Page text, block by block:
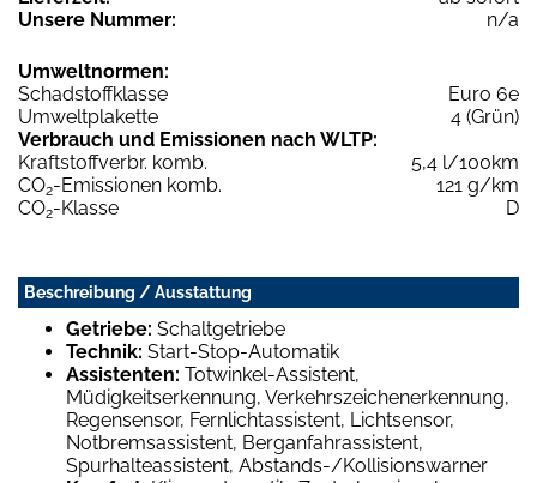
Unsere Nummer:
n/a
Umweltnormen:
Schadstoffklasse
Euro 6e
Umweltplakette
4 (Grün)
Verbrauch und Emissionen nach WLTP:
Kraftstoffverbr. komb.
5,4 l/100km
CO2-Emissionen komb.
121 g/km
CO2-Klasse D
Beschreibung / Ausstattung
Getriebe: Schaltgetriebe
Technik: Start-Stop-Automatik
Assistenten: Totwinkel-Assistent,
Müdigkeitserkennung, Verkehrszeichenerkennung,
Regensensor, Fernlichtassistent, Lichtsensor,
Notbremsassistent, Berganfahrassistent,
Spurhalteassistent, Abstands-/Kollisionswarner